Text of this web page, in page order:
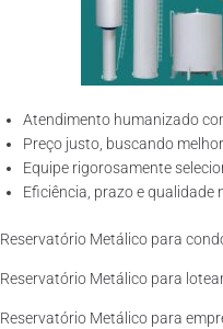
Atendimento humanizado
Preço justo, buscando
Equipe rigorosamente
Eficiência, prazo e qualidade
Reservatório Metálico para
Reservatório Metálico para
Reservatório Metálico para